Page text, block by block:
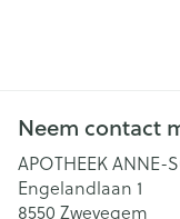
Neem contact
APOTHEEK ANNE-
Engelandlaan 1
8550 Zwevegem